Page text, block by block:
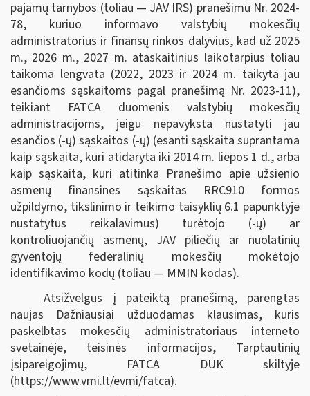
pajamų tarnybos (toliau — JAV IRS) pranešimu Nr. 2024-
78, kuriuo informavo valstybių mokesčių
administratorius ir finansų rinkos dalyvius, kad už 2025
m., 2026 m., 2027 m. ataskaitinius laikotarpius toliau
taikoma lengvata (2022, 2023 ir 2024 m. taikyta jau
esančioms sąskaitoms pagal pranešimą Nr. 2023-11),
teikiant FATCA duomenis valstybių mokesčių
administracijoms, jeigu nepavyksta nustatyti jau
esančios (-ų) sąskaitos (-ų) (esanti sąskaita suprantama
kaip sąskaita, kuri atidaryta iki 2014 m. liepos 1 d., arba
kaip sąskaita, kuri atitinka Pranešimo apie užsienio
asmenų finansines sąskaitas RRC910 formos
užpildymo, tikslinimo ir teikimo taisyklių 6.1 papunktyje
nustatytus reikalavimus) turėtojo (-ų) ar
kontroliuojančių asmenų, JAV piliečių ar nuolatinių
gyventojų federalinių mokesčių mokėtojo
identifikavimo kodų (toliau — MMIN kodas).
Atsižvelgus į pateiktą pranešimą, parengtas
naujas Dažniausiai užduodamas klausimas, kuris
paskelbtas mokesčių administratoriaus interneto
svetainėje, teisinės informacijos, Tarptautinių
įsipareigojimų, FATCA DUK skiltyje
(https://www.vmi.lt/evmi/fatca).